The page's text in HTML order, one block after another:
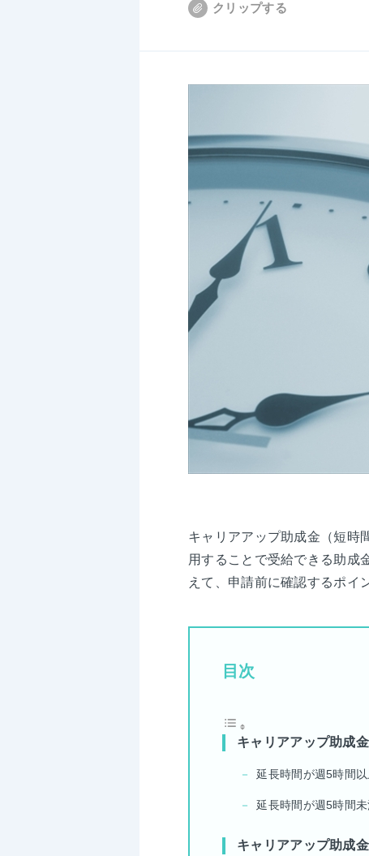
キャリアアップ助成金（短時
用することで受給できる助成
えて、申請前に確認するポイ
目次
キャリアアップ助成
延長時間が週5時間
延長時間が週5時間
キャリアアップ助成